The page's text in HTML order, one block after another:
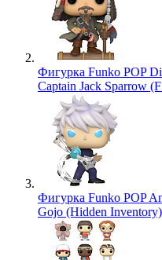
Фигурка Funko POP
Captain Jack Sparrow
Фигурка Funko POP
Gojo (Hidden